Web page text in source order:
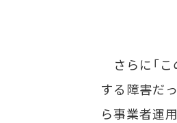
さらに「
する障害だ
ら事業者運